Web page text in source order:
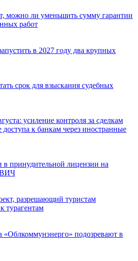
можно ли уменьшить сумму гарантии
работ
в 2027 году два крупных
срок для взыскания судебных
усиление контроля за сделкам
доступа к банкам через иностранные
в принудительной лицензии на
ВИЧ
разрешающий туристам
турагентам
«Облкоммунэнерго» подозревают в